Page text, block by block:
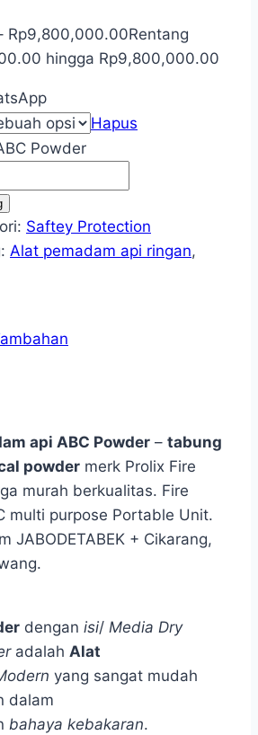
Rp9,800,000.00Rentang
hingga Rp9,800,000.00
Hapus
Powder
Saftey Protection
Alat pemadam api ringan,
api ABC Powder – tabung
powder merk Prolix Fire
murah berkualitas. Fire
multi purpose Portable Unit.
JABODETABEK + Cikarang,
dengan isi/ Media Dry
adalah Alat
yang sangat mudah
dalam
bahaya kebakaran.